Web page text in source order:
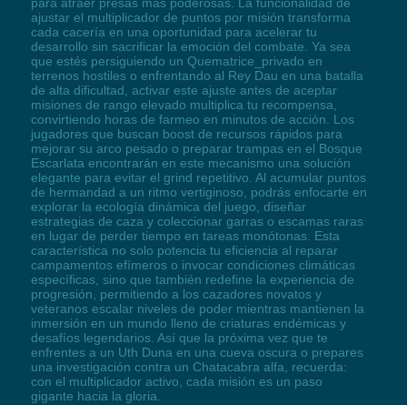
para atraer presas más poderosas. La funcionalidad de
ajustar el multiplicador de puntos por misión transforma
cada cacería en una oportunidad para acelerar tu
desarrollo sin sacrificar la emoción del combate. Ya sea
que estés persiguiendo un Quematrice_privado en
terrenos hostiles o enfrentando al Rey Dau en una batalla
de alta dificultad, activar este ajuste antes de aceptar
misiones de rango elevado multiplica tu recompensa,
convirtiendo horas de farmeo en minutos de acción. Los
jugadores que buscan boost de recursos rápidos para
mejorar su arco pesado o preparar trampas en el Bosque
Escarlata encontrarán en este mecanismo una solución
elegante para evitar el grind repetitivo. Al acumular puntos
de hermandad a un ritmo vertiginoso, podrás enfocarte en
explorar la ecología dinámica del juego, diseñar
estrategias de caza y coleccionar garras o escamas raras
en lugar de perder tiempo en tareas monótonas. Esta
característica no solo potencia tu eficiencia al reparar
campamentos efímeros o invocar condiciones climáticas
específicas, sino que también redefine la experiencia de
progresión, permitiendo a los cazadores novatos y
veteranos escalar niveles de poder mientras mantienen la
inmersión en un mundo lleno de criaturas endémicas y
desafíos legendarios. Así que la próxima vez que te
enfrentes a un Uth Duna en una cueva oscura o prepares
una investigación contra un Chatacabra alfa, recuerda:
con el multiplicador activo, cada misión es un paso
gigante hacia la gloria.